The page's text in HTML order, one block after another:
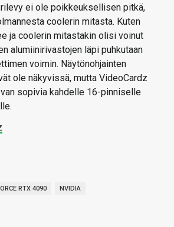
ei ole poikkeuksellisen pitkä,
coolerin mitasta. Kuten
ja coolerin mitastakin olisi voinut
alumiinirivastojen läpi puhkutaan
voimin. Näytönohjainten
ole näkyvissä, mutta VideoCardz
sopivia kahdelle 16-pinniselle
RTX 4090 NVIDIA